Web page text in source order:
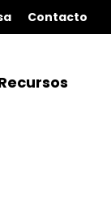
Contacto